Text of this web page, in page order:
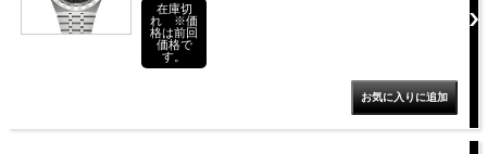
在庫切
れ ※価
格は前回
価格で
す。